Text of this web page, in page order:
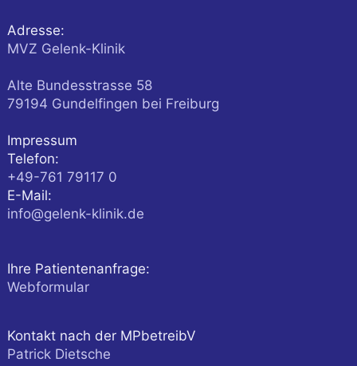
Adresse:
MVZ Gelenk-Klinik
Alte Bundesstrasse 58
79194 Gundelfingen bei Freiburg
Impressum
Telefon:
+49-761 79117 0
E-Mail:
info@gelenk-klinik.de
Ihre Patientenanfrage:
Webformular
Kontakt nach der MPbetreibV
Patrick Dietsche